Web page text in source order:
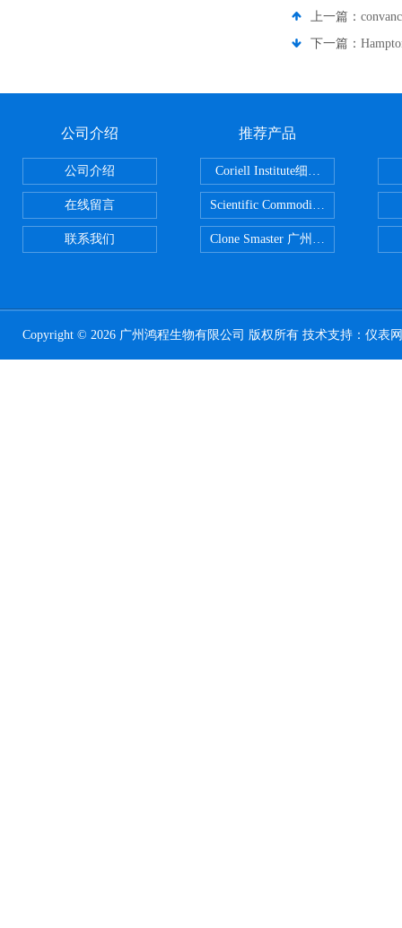
上一篇：
下一篇：
公司介绍
公司介绍
在线留言
联系我们
推荐产品
Scientific CommoditiesPE管 广州
Clone Smaster 广州鸿程代理
Copyright © 2026 广州鸿程生物有限公司 版权所有 技术支持： 仪表网